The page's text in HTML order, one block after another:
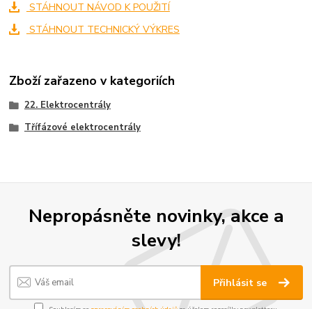
STÁHNOUT NÁVOD K POUŽITÍ
STÁHNOUT TECHNICKÝ VÝKRES
Zboží zařazeno v kategoriích
22. Elektrocentrály
Třífázové elektrocentrály
Nepropásněte novinky, akce a
slevy!
Přihlásit se